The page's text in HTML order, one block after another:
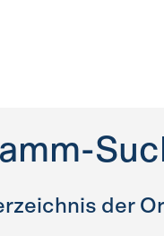
der